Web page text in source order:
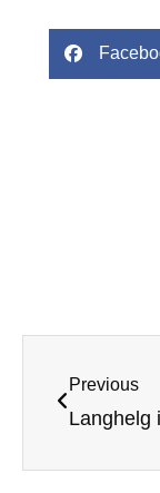
Previous
Langhelg